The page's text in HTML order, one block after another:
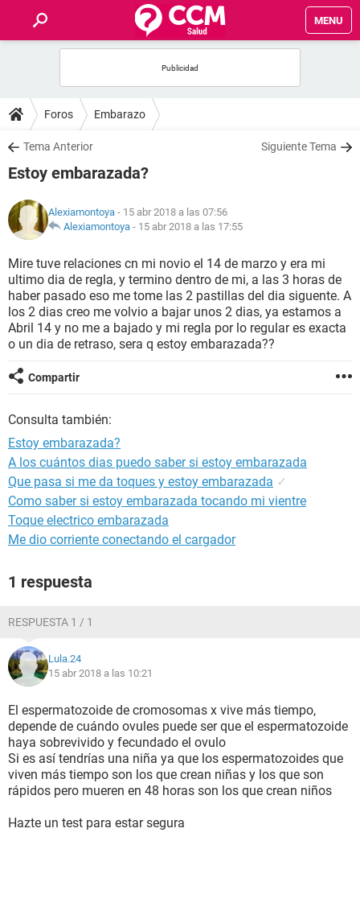
MENU
FOROS
SALUD
FAMILIA
NUTRICIÓN
BIENESTAR
SEXUALIDAD
GLOSARIO
Foros Embarazo
Tema Anterior Siguiente Tema
Estoy embarazada?
Alexiamontoya - 15 abr 2018 a las 07:56
Alexiamontoya - 15 abr 2018 a las 17:55
Mire tuve relaciones cn mi novio el 14 de marzo y era mi
ultimo dia de regla, y termino dentro de mi, a las 3 horas de
haber pasado eso me tome las 2 pastillas del dia siguente. A
los 2 dias creo me volvio a bajar unos 2 dias, ya estamos a
Abril 14 y no me a bajado y mi regla por lo regular es exacta
o un dia de retraso, sera q estoy embarazada??
Compartir
Consulta también:
Estoy embarazada?
A los cuántos dias puedo saber si estoy embarazada
Que pasa si me da toques y estoy embarazada ✓
Como saber si estoy embarazada tocando mi vientre
Toque electrico embarazada
Me dio corriente conectando el cargador
1 respuesta
RESPUESTA 1 / 1
Lula.24
15 abr 2018 a las 10:21
El espermatozoide de cromosomas x vive más tiempo,
depende de cuándo ovules puede ser que el espermatozoide
haya sobrevivido y fecundado el ovulo
Si es así tendrías una niña ya que los espermatozoides que
viven más tiempo son los que crean niñas y los que son
rápidos pero mueren en 48 horas son los que crean niños
Hazte un test para estar segura